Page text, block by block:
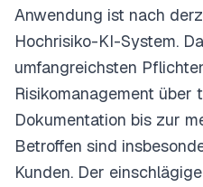
Anwendung ist nach
Hochrisiko-KI-System.
umfangreichsten
Risikomanagement über
Dokumentation bis zur
Betroffen sind
Kunden. Der